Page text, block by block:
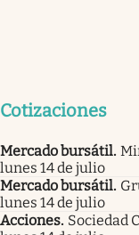
Cotizaciones
Mercado bursátil.
lunes 14 de julio
Mercado bursátil.
lunes 14 de julio
Acciones. Sociedad